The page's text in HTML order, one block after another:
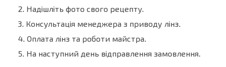
2. Надішліть фото свого рецепту.
3. Консультація менеджера з приводу лінз.
4. Оплата лінз та роботи майстра.
5. На наступний день відправлення замовлення.